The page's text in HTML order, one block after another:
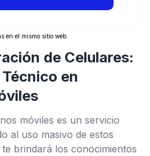
en el mismo sitio web.
de Celulares:
en
móviles es un servicio
al uso masivo de estos
brindará los conocimientos